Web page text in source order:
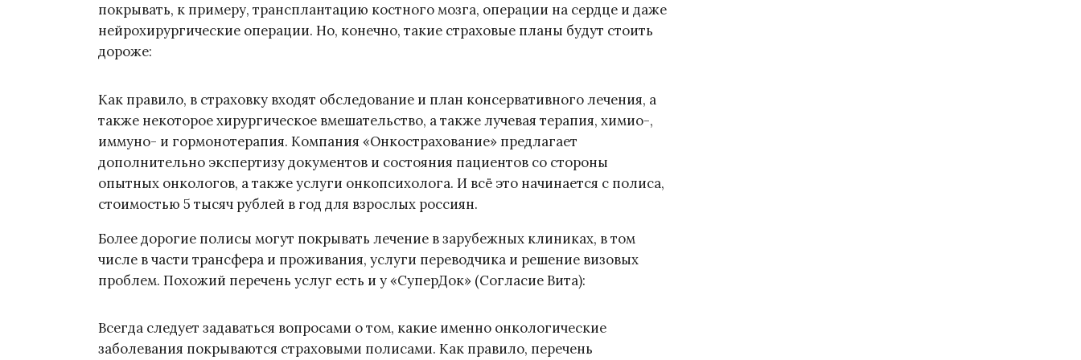
покрывать, к примеру, трансплантацию костного мозга, операции на сердце и даже
нейрохирургические операции. Но, конечно, такие страховые планы будут стоить
дороже:
Как правило, в страховку входят обследование и план консервативного лечения, а
также некоторое хирургическое вмешательство, а также лучевая терапия, химио-,
иммуно- и гормонотерапия. Компания «Онкострахование» предлагает
дополнительно экспертизу документов и состояния пациентов со стороны
опытных онкологов, а также услуги онкопсихолога. И всё это начинается с полиса,
стоимостью 5 тысяч рублей в год для взрослых россиян.
Более дорогие полисы могут покрывать лечение в зарубежных клиниках, в том
числе в части трансфера и проживания, услуги переводчика и решение визовых
проблем. Похожий перечень услуг есть и у «СуперДок» (Согласие Вита):
Всегда следует задаваться вопросами о том, какие именно онкологические
заболевания покрываются страховыми полисами. Как правило, перечень